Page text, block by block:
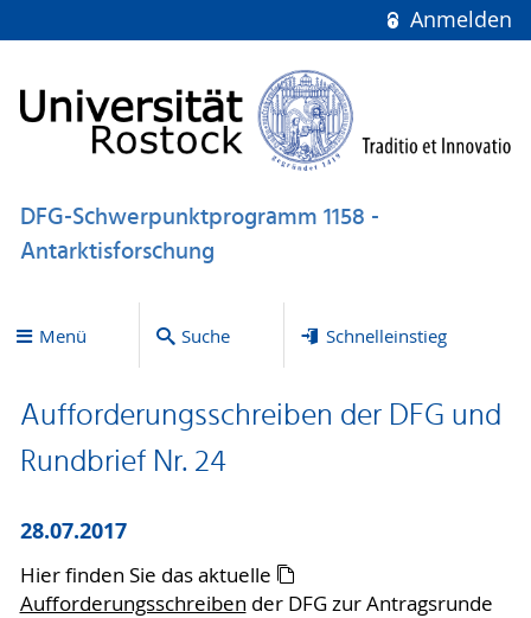
Anmelden
DFG-Schwerpunktprogramm 1158 -
Antarktisforschung
Menü Suche Schnelleinstieg
Aufforderungsschreiben der DFG und
Rundbrief Nr. 24
28.07.2017
Hier finden Sie das aktuelle
Aufforderungsschreiben der DFG zur Antragsrunde